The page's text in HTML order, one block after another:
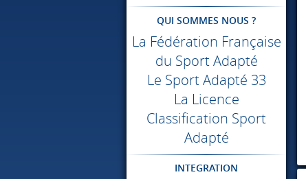
QUI SOMMES NOUS ?
La Fédération Française
du Sport Adapté
Le Sport Adapté 33
La Licence
Classification Sport
Adapté
INTEGRATION